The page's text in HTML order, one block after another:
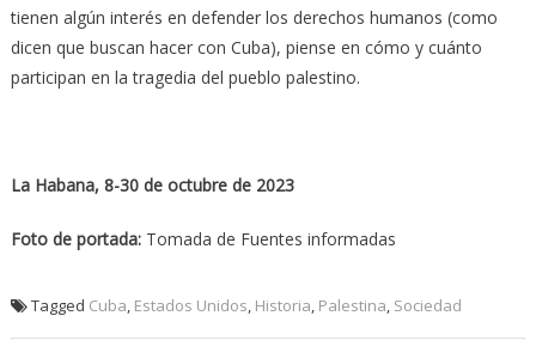
tienen algún interés en defender los derechos humanos (como
dicen que buscan hacer con Cuba), piense en cómo y cuánto
participan en la tragedia del pueblo palestino.
La Habana, 8-30 de octubre de 2023
Foto de portada:Tomada de Fuentes informadas
Tagged Cuba Estados Unidos Historia Palestina Sociedad